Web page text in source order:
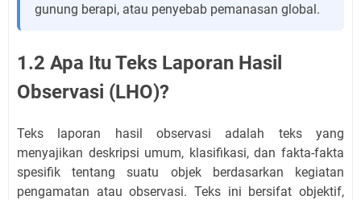
gunung berapi, atau penyebab pemanasan global.
1.2 Apa Itu Teks Laporan Hasil
Observasi (LHO)?
Teks laporan hasil observasi adalah teks yang
menyajikan deskripsi umum, klasifikasi, dan fakta-fakta
spesifik tentang suatu objek berdasarkan kegiatan
pengamatan atau observasi. Teks ini bersifat objektif,